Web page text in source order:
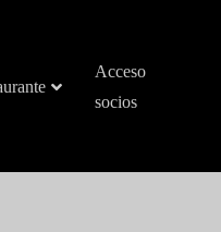
Acceso
socios